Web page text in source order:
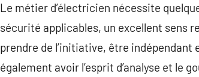
Le métier d’électricien nécessite
sécurité applicables, un excellent sens
prendre de l’initiative, être indépendant
également avoir l’esprit d’analyse et le